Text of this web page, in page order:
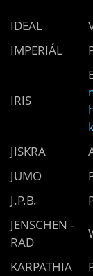
IDEAL
IMPERIÁL
IRIS
JISKRA
JUMO
J.P.B.
JENSCHEN -
RAD
KARPATHIA